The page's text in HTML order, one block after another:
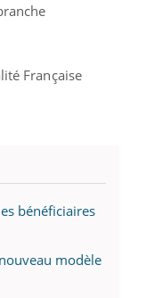
Française
bénéficiaires
modèle